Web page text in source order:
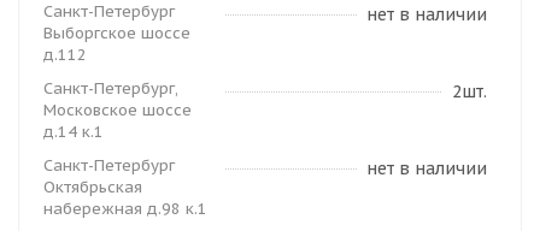
Санкт-Петербург
Выборгское шоссе
д.112
нет в наличии
Санкт-Петербург,
Московское шоссе
д.14 к.1
2шт.
Санкт-Петербург
Октябрьская
набережная д.98 к.1
нет в наличии